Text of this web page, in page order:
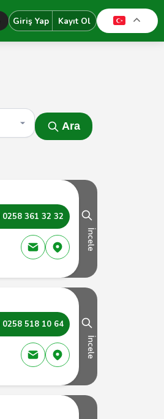
Giriş Yap Kayıt Ol
Ara
0258 361 32 32
İncele
0258 518 10 64
İncele